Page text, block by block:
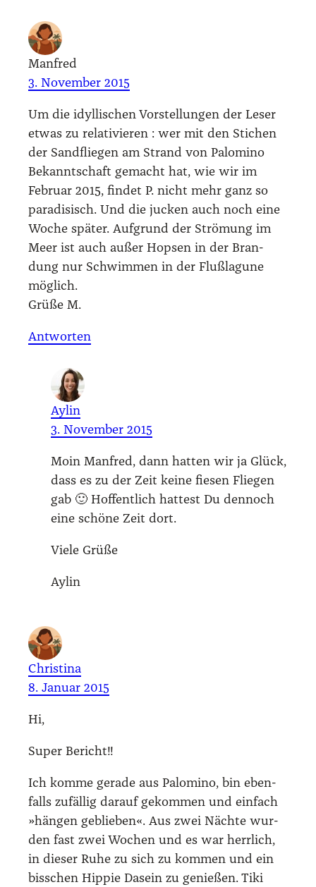
Manfred
3. November 2015
Um die idyl­li­schen Vor­stel­lun­gen der Leser
etwas zu rela­ti­vie­ren : wer mit den Sti­chen
der Sand­flie­gen am Strand von Palo­mi­no
Bekannt­schaft gemacht hat, wie wir im
Febru­ar 2015, fin­det P. nicht mehr ganz so
para­di­sisch. Und die jucken auch noch eine
Woche spä­ter. Auf­grund der Strö­mung im
Meer ist auch außer Hop­sen in der Bran­
dung nur Schwim­men in der Fluß­la­gu­ne
mög­lich.
Grü­ße M.
Antworten
Aylin
3. November 2015
Moin Man­fred, dann hat­ten wir ja Glück,
dass es zu der Zeit kei­ne fie­sen Flie­gen
gab 🙂 Hof­fent­lich hat­test Du den­noch
eine schö­ne Zeit dort.
Vie­le Grü­ße
Aylin
Christina
8. Januar 2015
Hi,
Super Bericht!!
Ich kom­me gera­de aus Palo­mi­no, bin eben­
falls zufäl­lig dar­auf gekom­men und ein­fach
»hän­gen geblie­ben«. Aus zwei Näch­te wur­
den fast zwei Wochen und es war herr­lich,
in die­ser Ruhe zu sich zu kom­men und ein
biss­chen Hip­pie Dasein zu genie­ßen. Tiki